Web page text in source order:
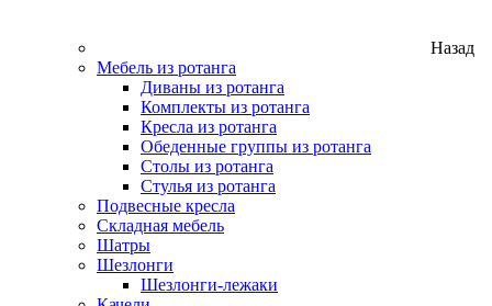
Назад
Мебель из ротанга
Диваны из ротанга
Комплекты из ротанга
Кресла из ротанга
Обеденные группы из ротанга
Столы из ротанга
Стулья из ротанга
Подвесные кресла
Складная мебель
Шатры
Шезлонги
Шезлонги-лежаки